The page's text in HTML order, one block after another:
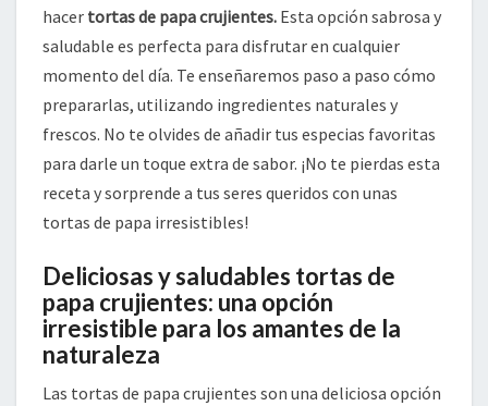
hacer tortas de papa crujientes. Esta opción sabrosa y
saludable es perfecta para disfrutar en cualquier
momento del día. Te enseñaremos paso a paso cómo
prepararlas, utilizando ingredientes naturales y
frescos. No te olvides de añadir tus especias favoritas
para darle un toque extra de sabor. ¡No te pierdas esta
receta y sorprende a tus seres queridos con unas
tortas de papa irresistibles!
Deliciosas y saludables tortas de
papa crujientes: una opción
irresistible para los amantes de la
naturaleza
Las tortas de papa crujientes son una deliciosa opción